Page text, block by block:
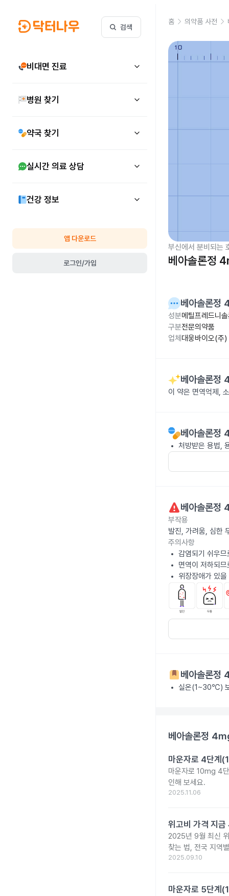
검색
비대면 진료
병원 찾기
약국 찾기
실시간 의료 상담
건강 정보
앱 다운로드
로그인/가입
홈 의약품 사전
부신에서 분비되는
베아솔론정
베아솔론정
성분메틸프레드니
구분전문의약품
업체 대웅바이오(주)
베아솔론정
이 약은 면역억제,
베아솔론정
처방받은 용법,
베아솔론정
부작용
발진, 가려움, 심한
주의사항
감염되기 쉬우
면역이 저하되
위장장애가 있
베아솔론정
실온(1~30℃)
베아솔론정
마운자로 4단계
마운자로 10mg 4
인해 보세요.
2025.11.06
위고비 가격 지금
2025년 9월 최신
찾는 법, 전국 지역
2025.09.10
마운자로 5단계